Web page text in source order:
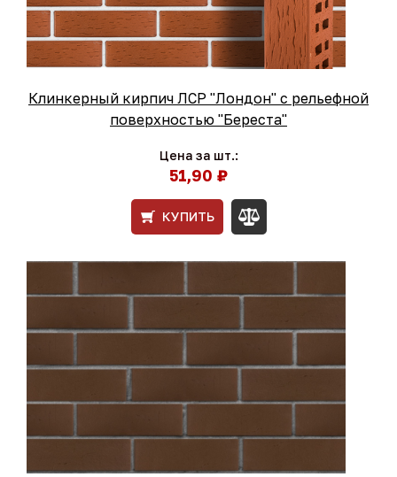
Клинкерный кирпич ЛСР "Лондон" с рельефной
поверхностью "Береста"
Цена за шт.:
51,90 ₽
КУПИТЬ